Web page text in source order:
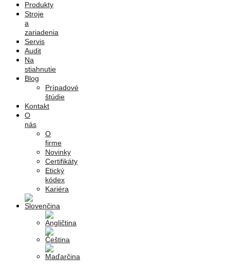
Produkty
Stroje
a
zariadenia
Servis
Audit
Na
stiahnutie
Blog
Prípadové
štúdie
Kontakt
O
nás
O
firme
Novinky
Certifikáty
Etický
kódex
Kariéra